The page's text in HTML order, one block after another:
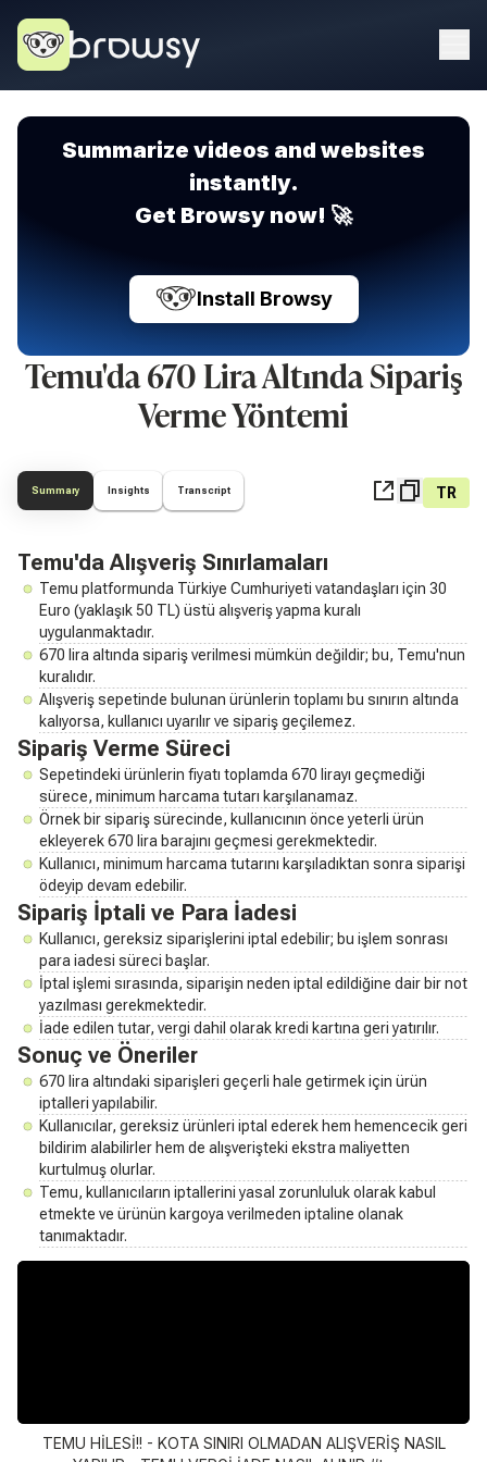
Summarize videos and websites
instantly.
Get Browsy now! 🚀
Install Browsy
Temu'da 670 Lira Altında Sipariş
Verme Yöntemi
Summary Insights Transcript TR
Temu'da Alışveriş Sınırlamaları
Temu platformunda Türkiye Cumhuriyeti vatandaşları için 30
Euro (yaklaşık 50 TL) üstü alışveriş yapma kuralı
uygulanmaktadır.
670 lira altında sipariş verilmesi mümkün değildir; bu, Temu'nun
kuralıdır.
Alışveriş sepetinde bulunan ürünlerin toplamı bu sınırın altında
kalıyorsa, kullanıcı uyarılır ve sipariş geçilemez.
Sipariş Verme Süreci
Sepetindeki ürünlerin fiyatı toplamda 670 lirayı geçmediği
sürece, minimum harcama tutarı karşılanamaz.
Örnek bir sipariş sürecinde, kullanıcının önce yeterli ürün
ekleyerek 670 lira barajını geçmesi gerekmektedir.
Kullanıcı, minimum harcama tutarını karşıladıktan sonra siparişi
ödeyip devam edebilir.
Sipariş İptali ve Para İadesi
Kullanıcı, gereksiz siparişlerini iptal edebilir; bu işlem sonrası
para iadesi süreci başlar.
İptal işlemi sırasında, siparişin neden iptal edildiğine dair bir not
yazılması gerekmektedir.
İade edilen tutar, vergi dahil olarak kredi kartına geri yatırılır.
Sonuç ve Öneriler
670 lira altındaki siparişleri geçerli hale getirmek için ürün
iptalleri yapılabilir.
Kullanıcılar, gereksiz ürünleri iptal ederek hem hemencecik geri
bildirim alabilirler hem de alışverişteki ekstra maliyetten
kurtulmuş olurlar.
Temu, kullanıcıların iptallerini yasal zorunluluk olarak kabul
etmekte ve ürünün kargoya verilmeden iptaline olanak
tanımaktadır.
TEMU HİLESİ!! - KOTA SINIRI OLMADAN ALIŞVERİŞ NASIL